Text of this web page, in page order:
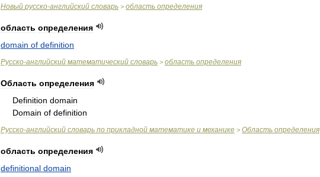
Новый русско-английский словарь > область определения
область определения
domain of definition
Русско-английский математический словарь > область определения
Область определения
Definition domain
Domain of definition
Русско-английский словарь по прикладной математике и механике > Область определения
область определения
definitional domain